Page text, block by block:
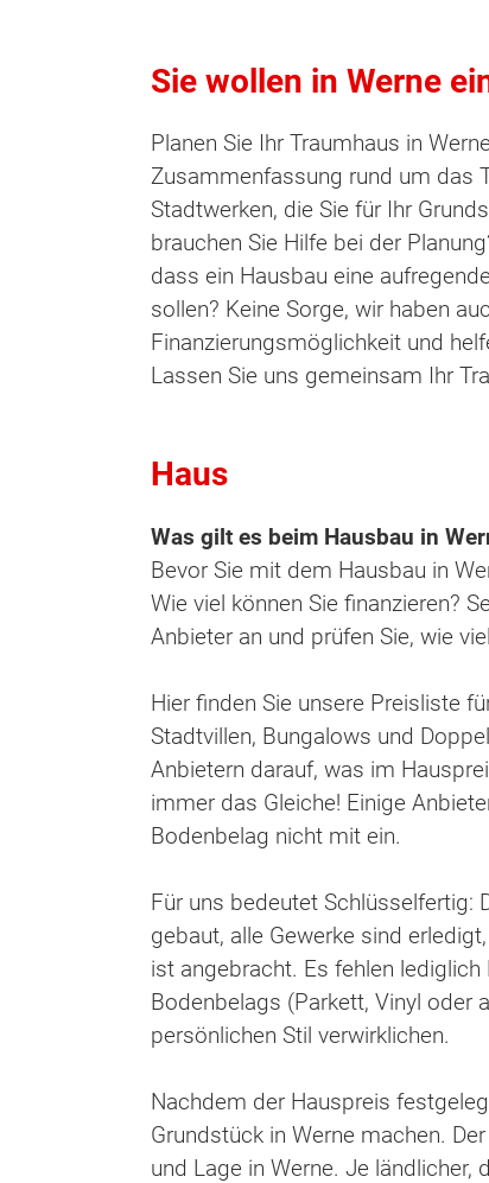
Sie wollen in Werne
Planen Sie Ihr Traumhaus in
Zusammenfassung rund um das
Stadtwerken, die Sie für Ihr
brauchen Sie Hilfe bei der
dass ein Hausbau eine
sollen? Keine Sorge, wir haben
Finanzierungsmöglichkeit und
Lassen Sie uns gemeinsam Ihr
Haus
Was gilt es beim Hausbau in
Bevor Sie mit dem Hausbau in
Wie viel können Sie finanzieren?
Anbieter an und prüfen Sie, wie
Hier finden Sie unsere Preisliste
Stadtvillen, Bungalows und
Anbietern darauf, was im
immer das Gleiche! Einige
Bodenbelag nicht mit ein.
Für uns bedeutet Schlüsselfertig:
gebaut, alle Gewerke sind
ist angebracht. Es fehlen
Bodenbelags (Parkett, Vinyl oder
persönlichen Stil verwirklichen.
Nachdem der Hauspreis
Grundstück in Werne machen.
und Lage in Werne. Je ländlicher,